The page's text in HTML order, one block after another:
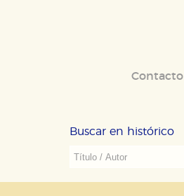
Contacto
Buscar en histórico